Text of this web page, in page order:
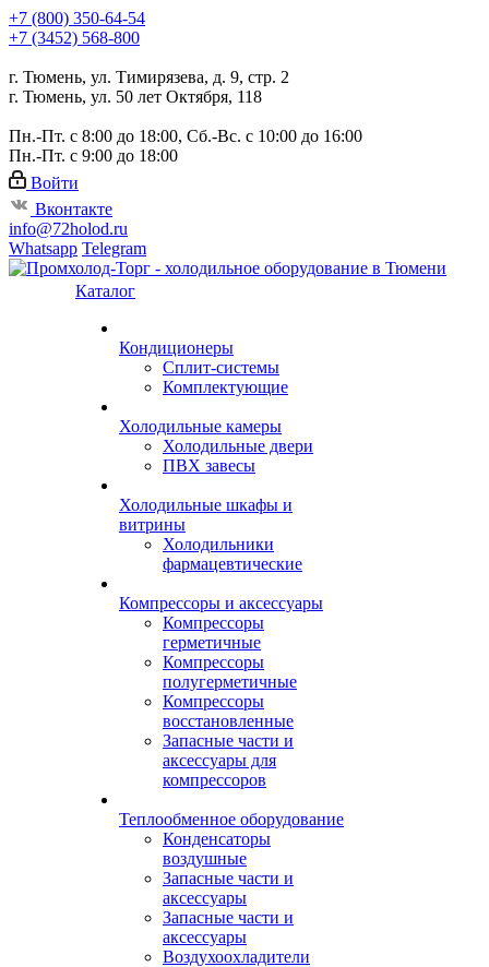
+7 (800) 350-64-54
+7 (3452) 568-800
г. Тюмень, ул. Тимирязева, д. 9, стр. 2
г. Тюмень, ул. 50 лет Октября, 118
Пн.-Пт. с 8:00 до 18:00, Сб.-Вс. с 10:00 до 16:00
Пн.-Пт. с 9:00 до 18:00
Войти
Вконтакте
info@72holod.ru
Whatsapp Telegram
Каталог
Кондиционеры
Сплит-системы
Комплектующие
Холодильные камеры
Холодильные двери
ПВХ завесы
Холодильные шкафы и
витрины
Холодильники
фармацевтические
Компрессоры и аксессуары
Компрессоры
герметичные
Компрессоры
полугерметичные
Компрессоры
восстановленные
Запасные части и
аксессуары для
компрессоров
Теплообменное оборудование
Конденсаторы
воздушные
Запасные части и
аксессуары
Запасные части и
аксессуары
Воздухоохладители